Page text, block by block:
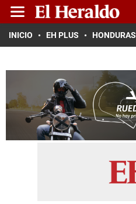
INICIO EH PLUS HONDURAS